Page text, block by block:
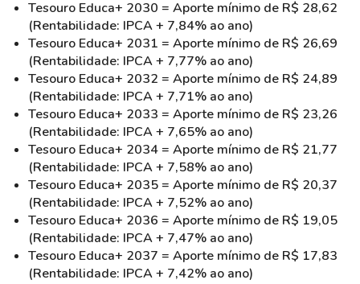
Tesouro Educa+ 2030 = Aporte mínimo de R$ 28,62
(Rentabilidade: IPCA + 7,84% ao ano)
Tesouro Educa+ 2031 = Aporte mínimo de R$ 26,69
(Rentabilidade: IPCA + 7,77% ao ano)
Tesouro Educa+ 2032 = Aporte mínimo de R$ 24,89
(Rentabilidade: IPCA + 7,71% ao ano)
Tesouro Educa+ 2033 = Aporte mínimo de R$ 23,26
(Rentabilidade: IPCA + 7,65% ao ano)
Tesouro Educa+ 2034 = Aporte mínimo de R$ 21,77
(Rentabilidade: IPCA + 7,58% ao ano)
Tesouro Educa+ 2035 = Aporte mínimo de R$ 20,37
(Rentabilidade: IPCA + 7,52% ao ano)
Tesouro Educa+ 2036 = Aporte mínimo de R$ 19,05
(Rentabilidade: IPCA + 7,47% ao ano)
Tesouro Educa+ 2037 = Aporte mínimo de R$ 17,83
(Rentabilidade: IPCA + 7,42% ao ano)